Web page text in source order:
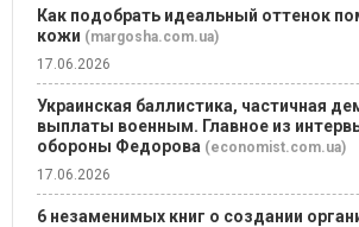
Как подобрать идеальный оттенок
кожи (margosha.com.ua)
17.06.2026
Украинская баллистика, частичная
выплаты военным. Главное из
обороны Федорова (economist.com.ua)
17.06.2026
6 незаменимых книг о создании